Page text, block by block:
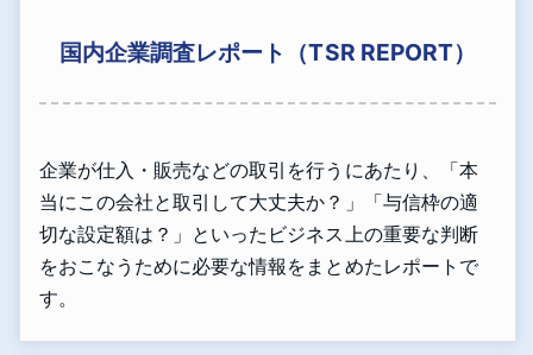
国内企業調査レポート（TSR REPORT）
企業が仕入・販売などの取引を行うにあたり、「本
当にこの会社と取引して大丈夫か？」「与信枠の適
切な設定額は？」といったビジネス上の重要な判断
をおこなうために必要な情報をまとめたレポートで
す。